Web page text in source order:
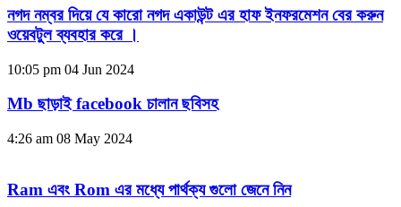
নগদ নম্বর দিয়ে যে কারো নগদ একাউন্ট এর হাফ ইনফরমেশন বের করুন
ওয়েবটুল ব্যবহার করে ।
10:05 pm 04 Jun 2024
Mb ছাড়াই facebook চালান ছবিসহ
4:26 am 08 May 2024
Ram এবং Rom এর মধ্যে পার্থক্য গুলো জেনে নিন